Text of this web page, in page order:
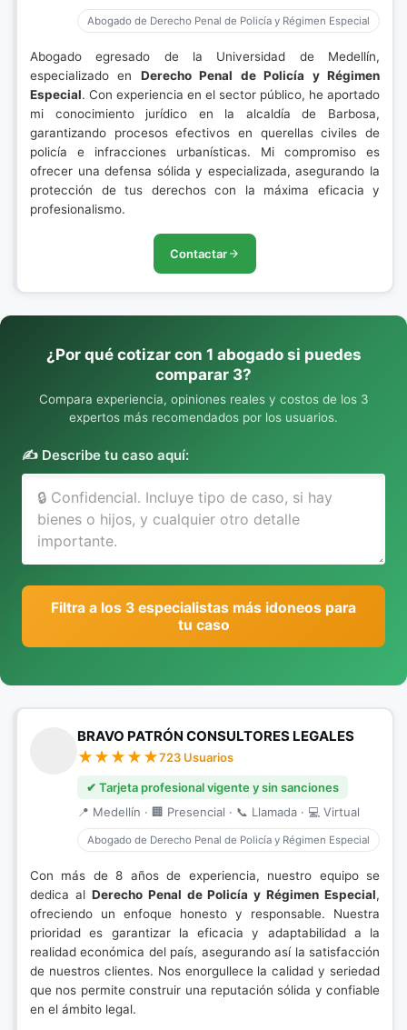
Abogado de Derecho Penal de Policía y Régimen Especial
Abogado egresado de la Universidad de Medellín,
especializado en Derecho Penal de Policía y Régimen
Especial. Con experiencia en el sector público, he aportado
mi conocimiento jurídico en la alcaldía de Barbosa,
garantizando procesos efectivos en querellas civiles de
policía e infracciones urbanísticas. Mi compromiso es
ofrecer una defensa sólida y especializada, asegurando la
protección de tus derechos con la máxima eficacia y
profesionalismo.
Contactar
¿Por qué cotizar con 1 abogado si puedes
comparar 3?
Compara experiencia, opiniones reales y costos de los 3
expertos más recomendados por los usuarios.
✍️ Describe tu caso aquí:
Filtra a los 3 especialistas más idoneos para
tu caso
BRAVO PATRÓN CONSULTORES LEGALES
723 Usuarios
✔ Tarjeta profesional vigente y sin sanciones
📍 Medellín · 🏢 Presencial · 📞 Llamada · 💻 Virtual
Abogado de Derecho Penal de Policía y Régimen Especial
Con más de 8 años de experiencia, nuestro equipo se
dedica al Derecho Penal de Policía y Régimen Especial,
ofreciendo un enfoque honesto y responsable. Nuestra
prioridad es garantizar la eficacia y adaptabilidad a la
realidad económica del país, asegurando así la satisfacción
de nuestros clientes. Nos enorgullece la calidad y seriedad
que nos permite construir una reputación sólida y confiable
en el ámbito legal.